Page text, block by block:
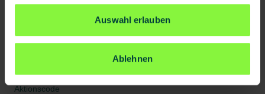
Auswahl erlauben
Ablehnen
E-Mail Adresse*
Aktionscode